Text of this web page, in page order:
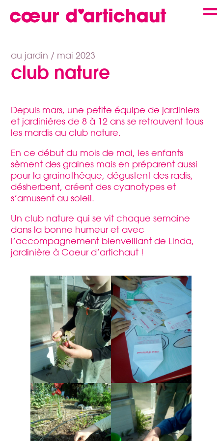
au jardin / mai 2023
club nature
Depuis mars, une petite équipe de jardiniers
et jardinières de 8 à 12 ans se retrouvent tous
les mardis au club nature.
En ce début du mois de mai, les enfants
sèment des graines mais en préparent aussi
pour la grainothèque, dégustent des radis,
désherbent, créent des cyanotypes et
s’amusent au soleil.
Un club nature qui se vit chaque semaine
dans la bonne humeur et avec
l’accompagnement bienveillant de Linda,
jardinière à Coeur d’artichaut !